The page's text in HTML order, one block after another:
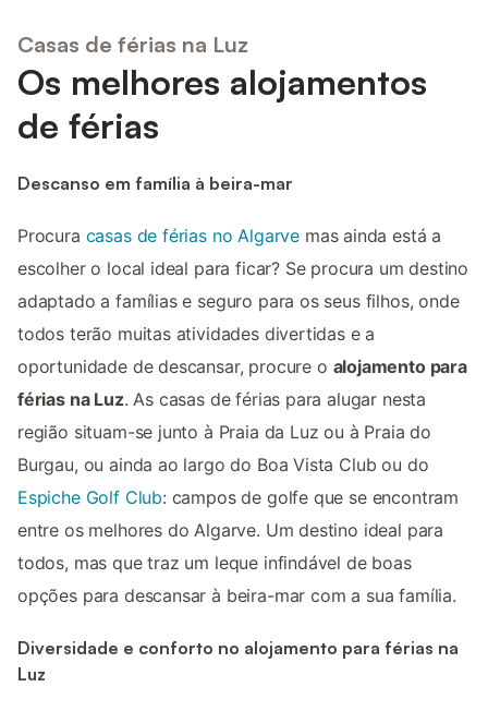
Casas de férias na Luz
Os melhores alojamentos
de férias
Descanso em família à beira-mar
Procura casas de férias no Algarve mas ainda está a
escolher o local ideal para ficar? Se procura um destino
adaptado a famílias e seguro para os seus filhos, onde
todos terão muitas atividades divertidas e a
oportunidade de descansar, procure o alojamento para
férias na Luz. As casas de férias para alugar nesta
região situam-se junto à Praia da Luz ou à Praia do
Burgau, ou ainda ao largo do Boa Vista Club ou do
Espiche Golf Club: campos de golfe que se encontram
entre os melhores do Algarve. Um destino ideal para
todos, mas que traz um leque infindável de boas
opções para descansar à beira-mar com a sua família.
Diversidade e conforto no alojamento para férias na
Luz